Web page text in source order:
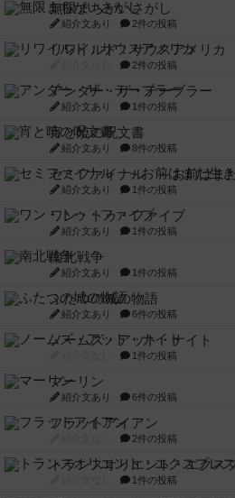
無限まちがいさがし
紹介文あり 2件の投稿
リワイルド：サウスアメリカ
2件の投稿
アンダー・ザ・テーブラー
紹介文あり 1件の投稿
宵と暁の呪文書
紹介文あり 8件の投稿
セミファイナル ～お前はま
紹介文あり 1件の投稿
ワン・トゥ・ファイブ
紹介文あり 1件の投稿
南北戦争
紹介文あり 1件の投稿
ふたつの城の物語
紹介文あり 6件の投稿
ノームズ・アット・ナイト
1件の投稿
マーリン
紹介文あり 6件の投稿
フラットアイアン
2件の投稿
トランスオリエント・エクス
1件の投稿